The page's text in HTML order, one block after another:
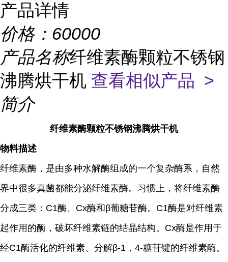
产品详情
价格： 60000
产品名称纤维素酶颗粒不锈钢
沸腾烘干机 查看相似产品 >
简介
纤维素酶颗粒不锈钢沸腾烘干机
物料描述
纤维素酶，是由多种水解酶组成的一个复杂酶系，自然
界中很多真菌都能分泌纤维素酶。习惯上，将纤维素酶
分成三类：C1酶、Cx酶和β葡糖苷酶。C1酶是对纤维素
起作用的酶，破坏纤维素链的结晶结构。Cx酶是作用于
经C1酶活化的纤维素、分解β-1，4-糖苷键的纤维素酶。